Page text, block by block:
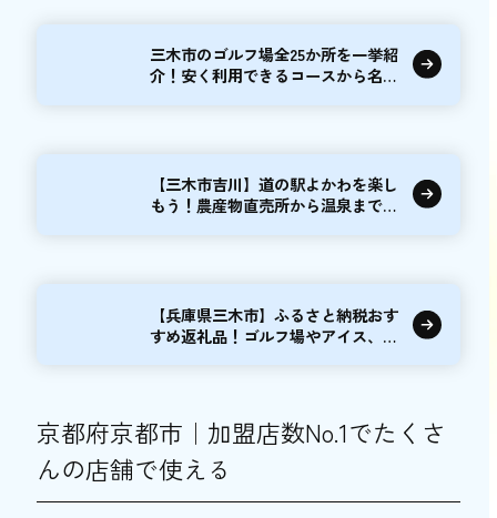
三木市のゴルフ場全25か所を一挙紹
介！安く利用できるコースから名門
【三木市吉川】道の駅よかわを楽し
もう！農産物直売所から温泉まで満
【兵庫県三木市】ふるさと納税おす
すめ返礼品！ゴルフ場やアイス、包
京都府京都市｜加盟店数No.1でたくさ
んの店舗で使える